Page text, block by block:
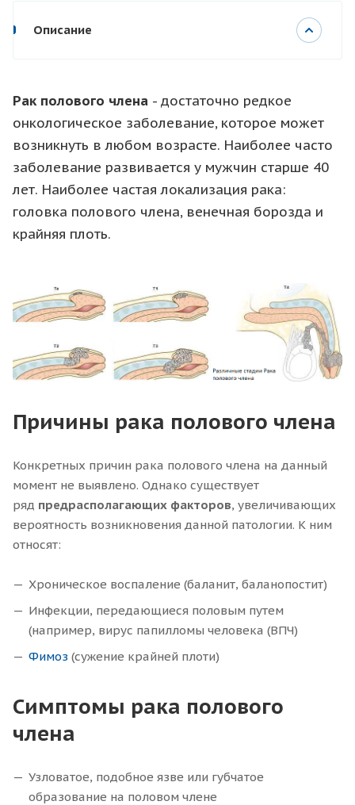
Описание
Рак полового члена - достаточно редкое
онкологическое заболевание, которое может
возникнуть в любом возрасте. Наиболее часто
заболевание развивается у мужчин старше 40
лет. Наиболее частая локализация рака:
головка полового члена, венечная борозда и
крайняя плоть.
Причины рака полового члена
Конкретных причин рака полового члена на данный
момент не выявлено. Однако существует
ряд предрасполагающих факторов, увеличивающих
вероятность возникновения данной патологии. К ним
относят:
Хроническое воспаление (баланит, баланопостит)
Инфекции, передающиеся половым путем
(например, вирус папилломы человека (ВПЧ)
Фимоз (сужение крайней плоти)
Симптомы рака полового
члена
Узловатое, подобное язве или губчатое
образование на половом члене